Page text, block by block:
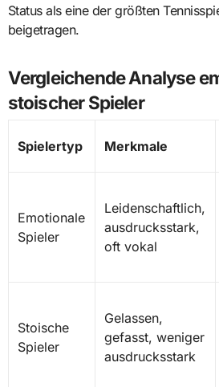
Status als eine der größten
beigetragen.
Vergleichende Analyse
stoischer Spieler
Spielertyp Merkmale
Emotionale
Spieler
Leidenschaftlich,
ausdrucksstark,
oft vokal
Stoische
Spieler
Gelassen,
gefasst, weniger
ausdrucksstark